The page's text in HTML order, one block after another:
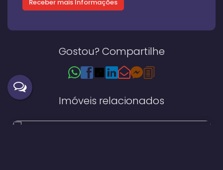
Gostou? Compartilhe
Imóveis relacionados